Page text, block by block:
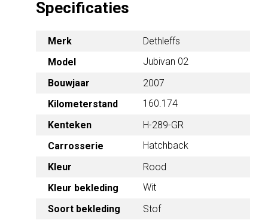
Specificaties
Merk
Dethleffs
Model
Jubivan 02
Bouwjaar
2007
Kilometerstand
160.174
Kenteken
H-289-GR
Carrosserie
Hatchback
Kleur
Rood
Kleur bekleding
Wit
Soort bekleding
Stof